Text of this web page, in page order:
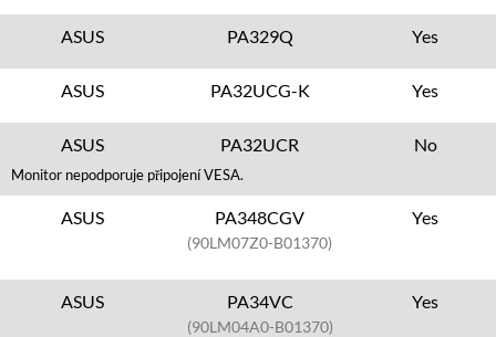
ASUS PA329Q Yes
ASUS PA32UCG-K Yes
ASUS PA32UCR No
Monitor nepodporuje připojení VESA.
ASUS PA348CGV
(90LM07Z0-B01370)
Yes
ASUS PA34VC
(90LM04A0-B01370)
Yes